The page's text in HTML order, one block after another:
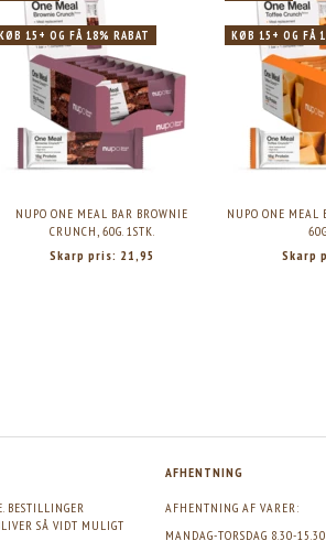
60G.
NUPO ONE MEAL BAR TOFFEE CRUNCH, 60G.
15+ OG FÅ 18% RABAT
NUPO ONE MEAL BAR BROWNIE
CRUNCH, 60G. 1STK.
Skarp pris: 21,95
KØB 15+ OG FÅ
NUPO ONE MEAL
Skarp
BESTILLINGER
SÅ VIDT MULIGT
AFHENTNING
AFHENTNING AF VARER:
MANDAG-TORSDAG 8.30-15.30